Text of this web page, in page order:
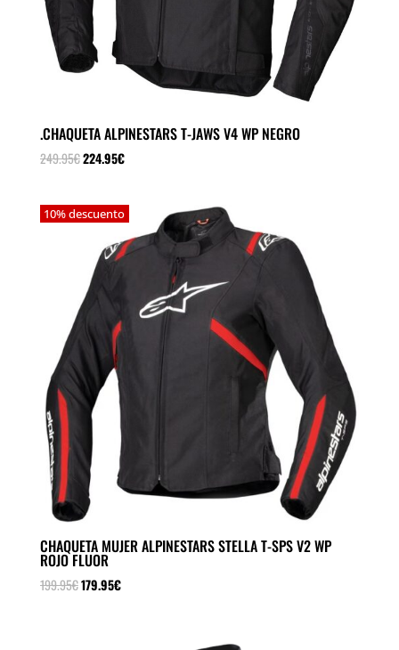
.CHAQUETA ALPINESTARS T-JAWS V4 WP NEGRO
249.95€El
era:
249.95€.
224.95€El
es:
224.95€.
10% descuento
CHAQUETA MUJER ALPINESTARS STELLA T-SPS V2 WP
ROJO FLUOR
199.95€El
179.95€El